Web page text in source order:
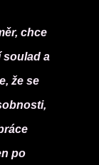
chce
soulad a
že se
po